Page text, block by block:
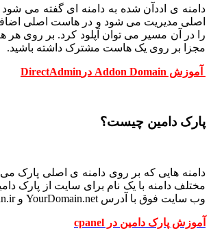
دامنه ی اددآن شده به دامنه ای گفته می
را در آن مسیر می توان آپلود کرد. بر روی هر
مجزا بر روی یک هاست مشترک داشته باشید.
آموزش Addon Domain درDirectAdmin
پارک دامین چیست؟
دامنه هایی که بر روی دامنه ی اصلی پارک
وب سایت فوق با آدرس YourDomain.net و YourDomain.ir نیز قابل دسترس باشد ، در چنین مواقعی میبایست در هاست خود از امکان Parked Domain یا پارک دامین استفاده کنید.
آموزش پارک دامین در cpanel